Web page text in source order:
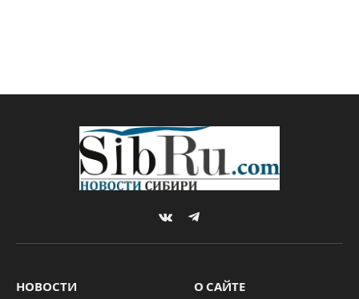
VKontakteTelegram
НОВОСТИ О САЙТЕ